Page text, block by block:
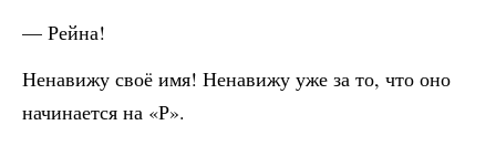
— Рейна!
Ненавижу своё имя! Ненавижу уже за то, что оно
начинается на «Р».